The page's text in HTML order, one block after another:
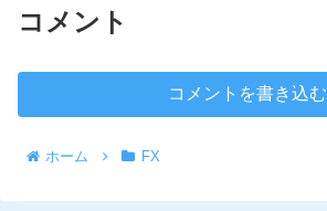
コメント
コメントを書き込む
ホーム FX